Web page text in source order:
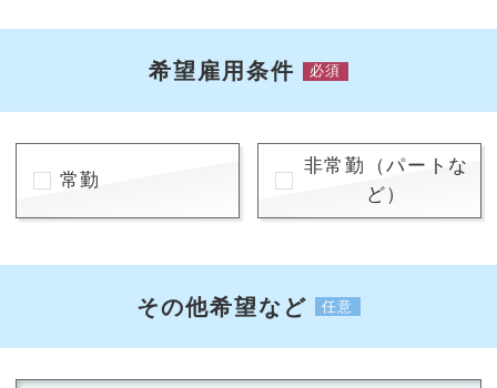
希望雇用条件 必須
常勤
非常勤（パートな
ど）
その他希望など 任意